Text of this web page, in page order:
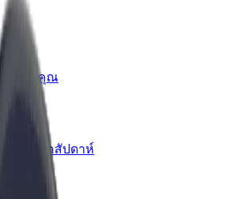
บบของคุณ
ดุ
รายได้ทุกสัปดาห์